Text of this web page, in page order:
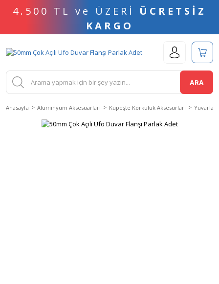
4.500 TL ve ÜZERİ ÜCRETSİZ
KARGO
ARA
Anasayfa Alüminyum Aksesuarları Küpeşte Korkuluk Aksesurları Yuvarlak